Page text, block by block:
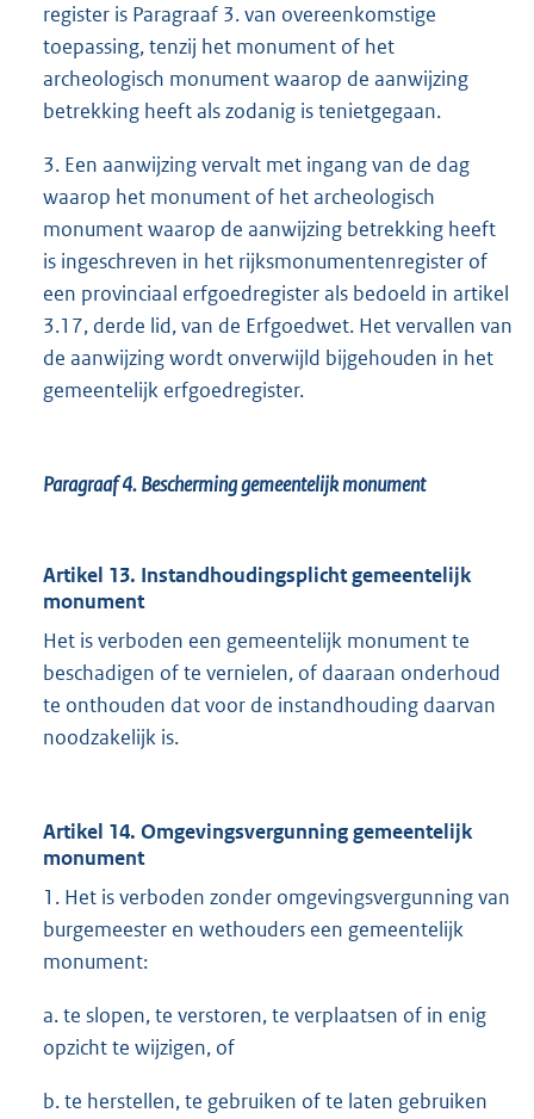
register is Paragraaf 3. van overeenkomstige
toepassing, tenzij het monument of het
archeologisch monument waarop de aanwijzing
betrekking heeft als zodanig is tenietgegaan.
3. Een aanwijzing vervalt met ingang van de dag
waarop het monument of het archeologisch
monument waarop de aanwijzing betrekking heeft
is ingeschreven in het rijksmonumentenregister of
een provinciaal erfgoedregister als bedoeld in artikel
3.17, derde lid, van de Erfgoedwet. Het vervallen van
de aanwijzing wordt onverwijld bijgehouden in het
gemeentelijk erfgoedregister.
Paragraaf 4.Bescherming gemeentelijk monument
Artikel 13. Instandhoudingsplicht gemeentelijk
monument
Het is verboden een gemeentelijk monument te
beschadigen of te vernielen, of daaraan onderhoud
te onthouden dat voor de instandhouding daarvan
noodzakelijk is.
Artikel 14. Omgevingsvergunning gemeentelijk
monument
1. Het is verboden zonder omgevingsvergunning van
burgemeester en wethouders een gemeentelijk
monument:
a. te slopen, te verstoren, te verplaatsen of in enig
opzicht te wijzigen, of
b. te herstellen, te gebruiken of te laten gebruiken